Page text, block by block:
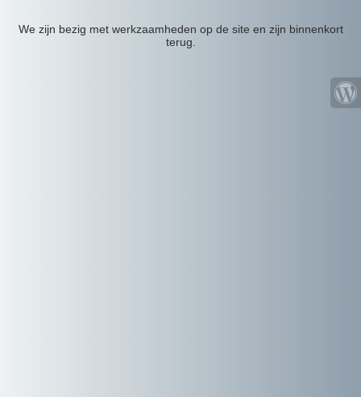
We zijn bezig met werkzaamheden op de site en zijn binnenkort
terug.